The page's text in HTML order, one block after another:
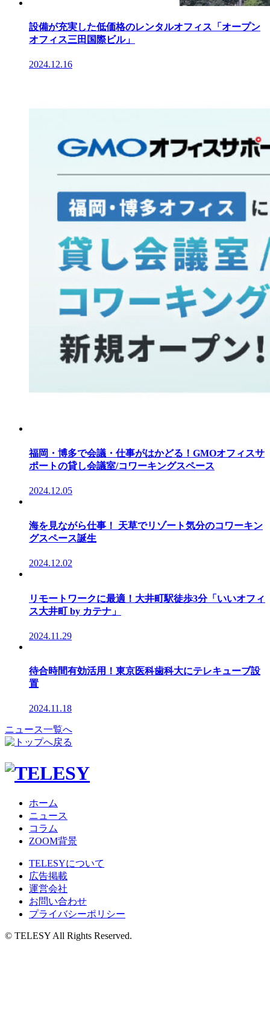
設備が充実した低価格のレンタルオフィス「オープン
オフィス三田国際ビル」
2024.12.16
福岡・博多で会議・仕事がはかどる！GMOオフィスサ
ポートの貸し会議室/コワーキングスペース
2024.12.05
海を見ながら仕事！ 天草でリゾート気分のコワーキン
グスペース誕生
2024.12.02
リモートワークに最適！大井町駅徒歩3分「いいオフィ
ス大井町 by カテナ」
2024.11.29
待合時間有効活用！東京医科歯科大にテレキューブ設
置
2024.11.18
ニュース一覧へ
ホーム
ニュース
コラム
ZOOM背景
TELESYについて
広告掲載
運営会社
お問い合わせ
プライバシーポリシー
© TELESY All Rights Reserved.